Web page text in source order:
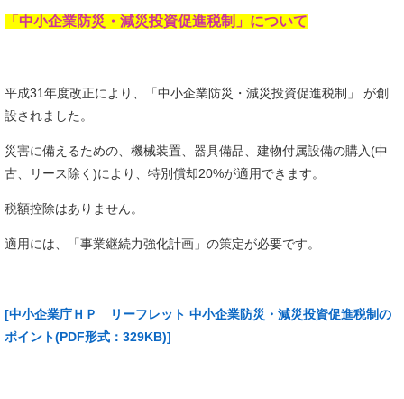
「中小企業防災・減災投資促進税制」について
平成31年度改正により、「中小企業防災・減災投資促進税制」 が創
設されました。
災害に備えるための、機械装置、器具備品、建物付属設備の購入(中
古、リース除く)により、特別償却20%が適用できます。
税額控除はありません。
適用には、「事業継続力強化計画」の策定が必要です。
[中小企業庁ＨＰ リーフレット 中小企業防災・減災投資促進税制の
ポイント(PDF形式：329KB)]